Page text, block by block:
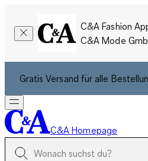
C&A Fashion
C&A Mode
Gratis Versand für alle
C&A Homepage